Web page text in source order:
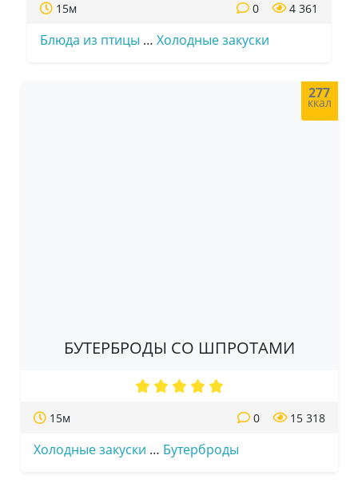
15м 4 361
0
Блюда из птицы … Холодные закуски
277
ккал
БУТЕРБРОДЫ СО ШПРОТАМИ
15м 15 318
0
Холодные закуски … Бутерброды